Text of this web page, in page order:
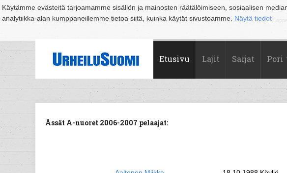
Käytämme evästeitä tarjoamamme sisällön ja mainosten räätälöimiseen, sosiaalisen
analytiikka-alan kumppaneillemme tietoa siitä, kuinka käytät sivustoamme. Näytä tiedot
Suomi Espoo Helsinki Hämeenlinna Joensuu Jyväskylä Kouvola Kuopio Lahti
Etusivu Lajit Sarjat Pori
Ässät A-nuoret 2006-2007 pelaajat: